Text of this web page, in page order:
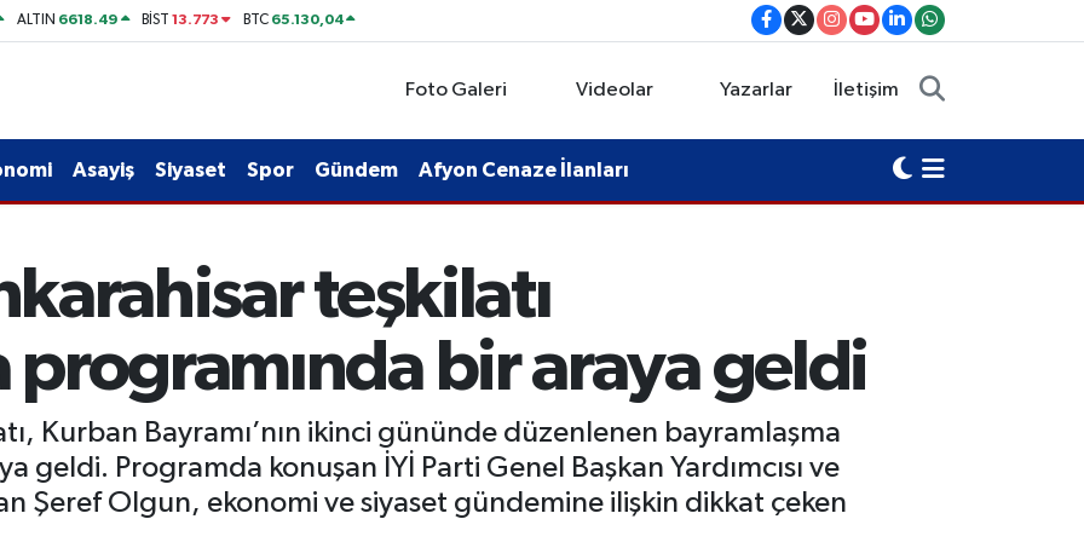
ALTIN 6618.49 BİST13.773 BTC 65.130,04
Foto Galeri Videolar Yazarlar İletişim
Asayiş Siyaset Spor Gündem Afyon Cenaze İlanları
teşkilatı
programında bir araya geldi
Kurban Bayramı’nın ikinci gününde düzenlenen bayramlaşma
geldi. Programda konuşan İYİ Parti Genel Başkan Yardımcısı ve
Şeref Olgun, ekonomi ve siyaset gündemine ilişkin dikkat çeken